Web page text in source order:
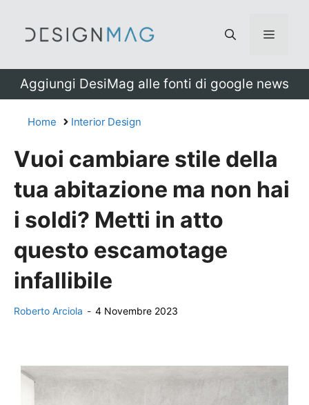
Menu
Aggiungi DesiMag alle fonti di google news
Home Interior Design
Vuoi cambiare stile della
tua abitazione ma non hai
i soldi? Metti in atto
questo escamotage
infallibile
Roberto Arciola - 4 Novembre 2023